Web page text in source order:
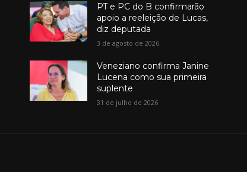
PT e PC do B confirmarão
apoio a reeleição de Lucas,
diz deputada
3 de agosto de 2026
Veneziano confirma Janine
Lucena como sua primeira
suplente
31 de julho de 2026